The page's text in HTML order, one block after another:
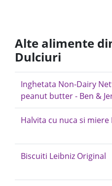
Alte alimente
Dulciuri
Inghetata Non-Dairy
peanut butter - Ben &
Halvita cu nuca si miere
Biscuiti Leibniz Original